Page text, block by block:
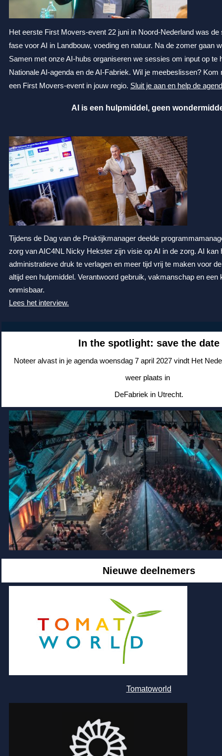
Het eerste First Movers-event 22 juni in Noord-Nederland was de
fase voor AI in Landbouw, voeding en natuur. Na de zomer gaan
Samen met onze AI-hubs organiseren we sessies om input op te
Nationale AI-agenda en de AI-Fabriek. Wil je meebeslissen? Kom
een First Movers-event in jouw regio. Sluit je aan en help de
AI is een hulpmiddel, geen
Tijdens de Dag van de Praktijkmanager deelde
zorg van AIC4NL Nicky Hekster zijn visie op AI in de zorg. AI kan
administratieve druk te verlagen en meer tijd vrij te maken voor
altijd een hulpmiddel. Verantwoord gebruik, vakmanschap en een
onmisbaar.
Lees het interview.
In the spotlight: save the date
Noteer alvast in je agenda woensdag 7 april 2027 vindt Het
weer plaats in
DeFabriek in Utrecht.
Nieuwe deelnemers
Tomatoworld